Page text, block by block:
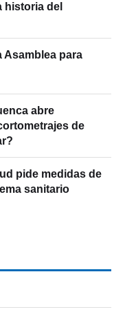
historia del
Asamblea para
abre
de
pide medidas de
sanitario